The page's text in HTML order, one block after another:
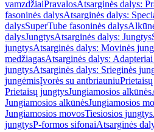
vamzdžiaiPravalosAtsarginės dalys:
fasoninės dalysAtsarginės dalys:
dalysSuperTube fasoninės dalys
dalysJungtysAtsarginės dalys: Jungtys
jungtysAtsarginės dalys: Movinės
medžiagasAtsarginės dalys:
jungtysAtsarginės dalys: Srieginės
jungėmisĮvorės su antbriauniu
Prietaisų jungtysJungiamosios alkūnės
Jungiamosios alkūnėsJungiamosios
Jungiamosios movosTiesiosios jungtys
jungtysP-formos sifonaiAtsarginės